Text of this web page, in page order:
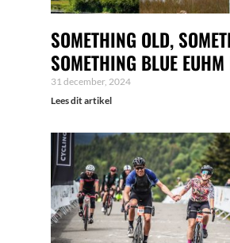
SOMETHING OLD,
SOMETHING BLUE
31 december, 2024
Lees dit artikel